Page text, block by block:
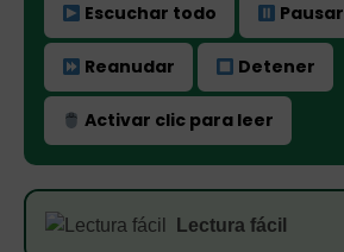
Escuchar todo Pausar
Reanudar Detener
Activar clic para leer
Lectura fácil